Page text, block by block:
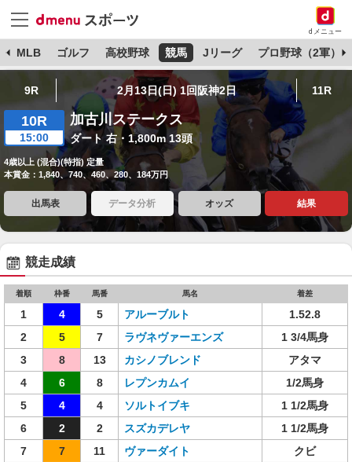
dメニュー
MLB ゴルフ 高校野球 競馬 Jリーグ プロ野球（2軍）
9R 2月13日(日) 1回阪神2日 11R
10R
15:00
加古川ステークス
ダート 右・1,800m 13頭
4歳以上 (混合)(特指) 定量
本賞金：1,840、740、460、280、184万円
出馬表 データ分析 オッズ 結果
競走成績
着順 枠番 馬番 馬名 着差
1 4 5 アルーブルト
1.52.8
2
5 7 ラヴネヴァーエンズ
1 3/4馬身
3
8 13 カシノブレンド
アタマ
4
6 8 レプンカムイ
1/2馬身
5
4 4 ソルトイブキ
1 1/2馬身
6
2 2 スズカデレヤ
1 1/2馬身
7
7 11 ヴァーダイト
クビ